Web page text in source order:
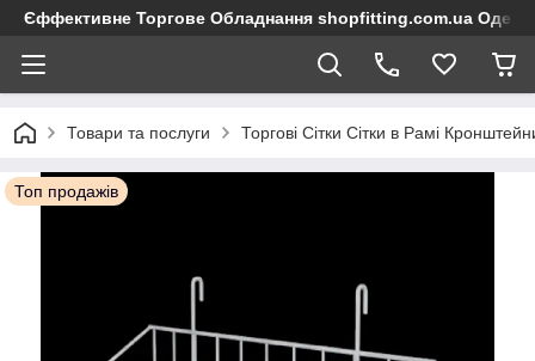
Єффективне Торгове Обладнання shopfitting.com.ua Одеса
Товари та послуги Торгові Сітки Сітки в Рамі
Топ продажів